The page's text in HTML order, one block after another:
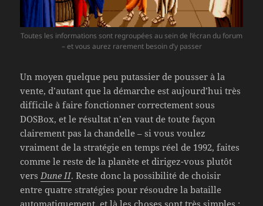
Toutes les informations sont regroupées au sein de l’écran du forum
– et vous aurez rarement besoin d’y passer
Un moyen quelque peu putassier de pousser à la
vente, d’autant que la démarche est aujourd’hui très
difficile à faire fonctionner correctement sous
DOSBox, et le résultat n’en vaut de toute façon
clairement pas la chandelle – si vous voulez
vraiment de la stratégie en temps réel de 1992, faites
comme le reste de la planète et dirigez-vous plutôt
vers Dune II. Reste donc la possibilité de choisir
entre quatre stratégies pour résoudre la bataille
automatiquement, et là les choses sont très simples :